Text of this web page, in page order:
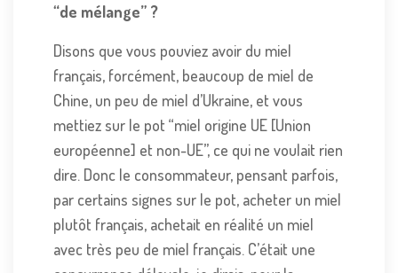
“de mélange” ?
Disons que vous pouviez avoir du miel
français, forcément, beaucoup de miel de
Chine, un peu de miel d’Ukraine, et vous
mettiez sur le pot “miel origine UE [Union
européenne] et non-UE”, ce qui ne voulait rien
dire. Donc le consommateur, pensant parfois,
par certains signes sur le pot, acheter un miel
plutôt français, achetait en réalité un miel
avec très peu de miel français. C’était une